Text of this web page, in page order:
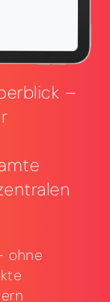
–
ohne